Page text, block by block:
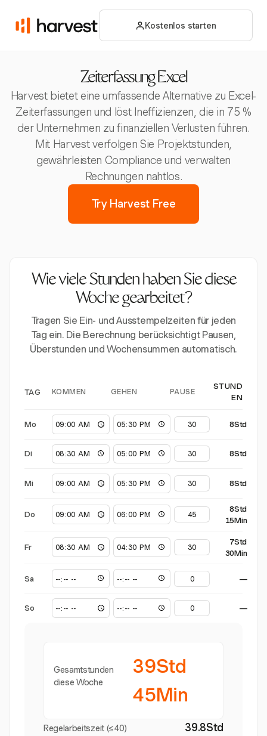
Kostenlos starten
Zeiterfassung Excel
Harvest bietet eine umfassende Alternative zu Excel-
Zeiterfassungen und löst Ineffizienzen, die in 75 %
der Unternehmen zu finanziellen Verlusten führen.
Mit Harvest verfolgen Sie Projektstunden,
gewährleisten Compliance und verwalten
Rechnungen nahtlos.
Try Harvest Free
Wie viele Stunden haben Sie diese
Woche gearbeitet?
Tragen Sie Ein- und Ausstempelzeiten für jeden
Tag ein. Die Berechnung berücksichtigt Pausen,
Überstunden und Wochensummen automatisch.
TAG KOMMEN GEHEN PAUSE
STUND
EN
Mo 8Std
Di 8Std
Mi 8Std
Do
8Std
15Min
Fr
7Std
30Min
Sa —
So —
Gesamtstunden
diese Woche
39Std
45Min
Regelarbeitszeit (≤40) 39.8Std